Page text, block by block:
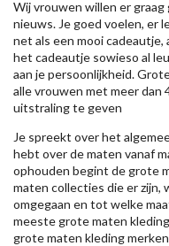
Wij vrouwen willen er
nieuws. Je goed voelen, er
net als een mooi cadeautje,
het cadeautje sowieso al
aan je persoonlijkheid.
alle vrouwen met meer dan
uitstraling te geven
Je spreekt over het
hebt over de maten vanaf
ophouden begint de grote
maten collecties die er zijn,
omgegaan en tot welke
meeste grote maten
grote maten kleding